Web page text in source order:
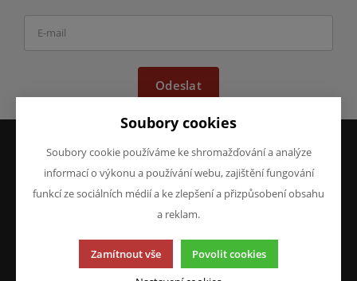
Odeslat
VŠE O NÁKUPU
Obchodní podmínky
osobních údajů
Doprava a platba
O FIRMĚ
O nás
Kontakty
Soubory cookies
Soubory cookie používáme ke shromažďování a analýze
informací o výkonu a používání webu, zajištění fungování
funkcí ze sociálních médií a ke zlepšení a přizpůsobení obsahu
a reklam.
Zamítnout vše Povolit cookies